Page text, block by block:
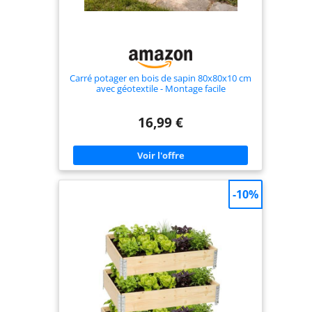
Carré potager en bois de sapin 80x80x10 cm
avec géotextile - Montage facile
16,99 €
-10%